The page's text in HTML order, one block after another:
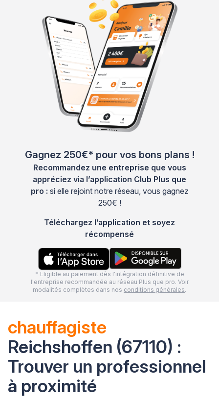
Gagnez 250€* pour vos bons plans !
Recommandez une entreprise que vous
appréciez via l’application Club Plus que
pro : si elle rejoint notre réseau, vous gagnez
250€ !
Téléchargez l’application et soyez
récompensé
* Eligible au paiement dès l'intégration définitive de
l'entreprise recommandée au réseau Plus que pro. Voir
modalités complètes dans nos conditions générales.
chauffagiste
Reichshoffen (67110) :
Trouver un professionnel
à proximité